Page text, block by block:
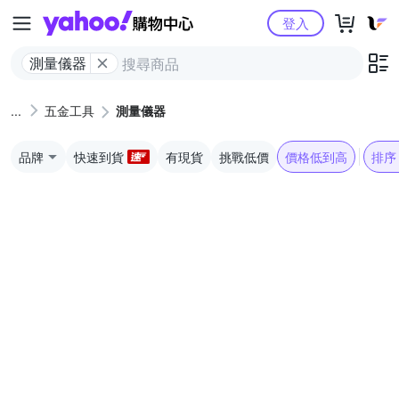
Yahoo購物中心
測量儀器
登入
五金工具 測量儀器
品牌 快速到貨 有現貨 挑戰低價 價格低到高 排序